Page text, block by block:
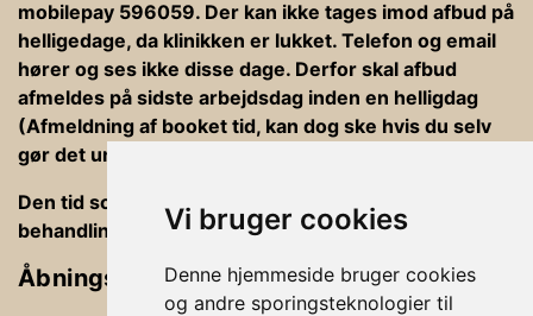
Vi bruger cookies
Denne hjemmeside bruger cookies
og andre sporingsteknologier til
mobilepay 596059. Der kan ikke tages imod afbud på
helligedage, da klinikken er lukket. Telefon og email
hører og ses ikke disse dage. Derfor skal afbud
afmeldes på sidste arbejdsdag inden en helligdag
(Afmeldning af booket tid, kan dog ske hvis du selv
gør det under din bookning).
Den tid som er afsat til behandlinger er ind og ud af
behandlingsrummet, betaling og vejledning
Åbningstider